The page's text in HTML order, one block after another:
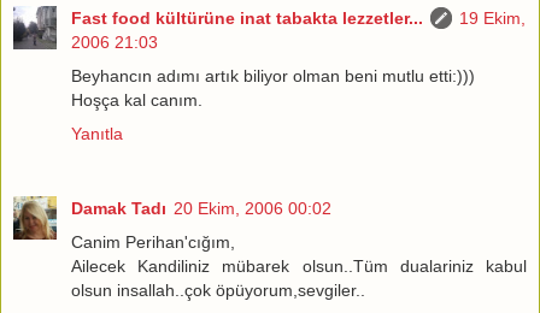
Fast food kültürüne inat tabakta lezzetler...
19 Ekim,
2006 21:03
Beyhancın adımı artık biliyor olman beni mutlu etti:)))
Hoşça kal canım.
Yanıtla
Damak Tadı 20 Ekim, 2006 00:02
Canim Perihan'cığım,
Ailecek Kandiliniz mübarek olsun..Tüm dualariniz kabul
olsun insallah..çok öpüyorum,sevgiler..